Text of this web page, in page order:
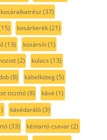
kosáralkatrész (37)
kosárkerék(21)
(13) kosársín(1)
(2) kulacs (13)
(8) kábelköteg(5)
tisztító(8) kávé (1)
kávédaráló(3)
(33) késtartó csavar(2)